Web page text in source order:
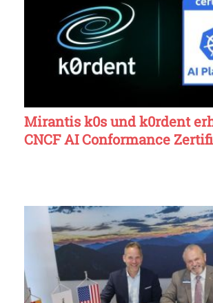
Mirantis k0s und k0rdent
CNCF AI Conformance